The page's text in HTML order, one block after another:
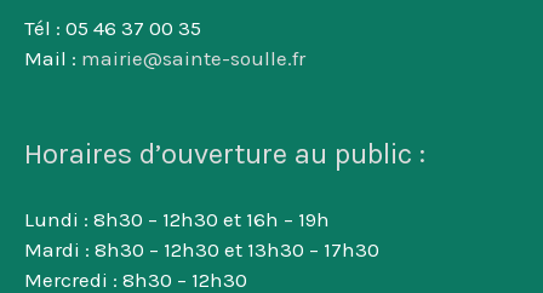
Tél : 05 46 37 00 35
Mail : mairie@sainte-soulle.fr
Horaires d’ouverture au public :
Lundi : 8h30 – 12h30 et 16h – 19h
Mardi : 8h30 – 12h30 et 13h30 – 17h30
Mercredi : 8h30 – 12h30